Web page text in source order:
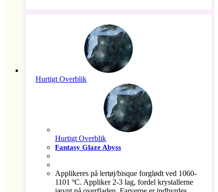
Hurtigt Overblik
Hurtigt Overblik
Fantasy Glaze Abyss
Applikeres på lertøj/bisque forglødt ved 1060-
1101 ºC. Appliker 2-3 lag, fordel krystallerne